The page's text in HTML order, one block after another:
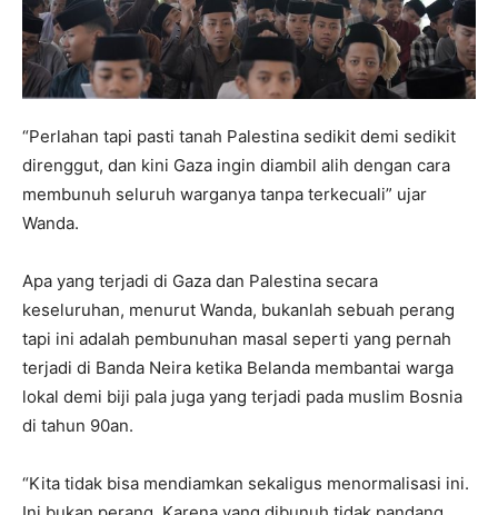
“Perlahan tapi pasti tanah Palestina sedikit demi sedikit
direnggut, dan kini Gaza ingin diambil alih dengan cara
membunuh seluruh warganya tanpa terkecuali” ujar
Wanda.
Apa yang terjadi di Gaza dan Palestina secara
keseluruhan, menurut Wanda, bukanlah sebuah perang
tapi ini adalah pembunuhan masal seperti yang pernah
terjadi di Banda Neira ketika Belanda membantai warga
lokal demi biji pala juga yang terjadi pada muslim Bosnia
di tahun 90an.
“Kita tidak bisa mendiamkan sekaligus menormalisasi ini.